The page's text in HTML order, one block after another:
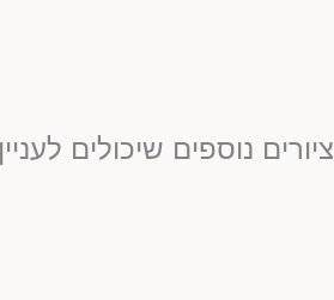
נוספים שיכולים לעניין